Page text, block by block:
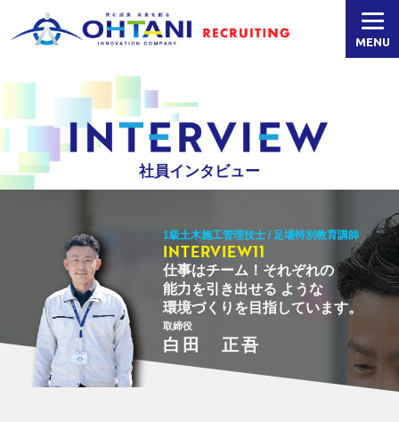
MENU
社員インタビュー
1級土木施工管理技士 / 足場特別教育講師
INTERVIEW11
仕事はチーム！それぞれの
能力を引き出せる ような
環境づくりを目指しています。
取締役
白田 正吾